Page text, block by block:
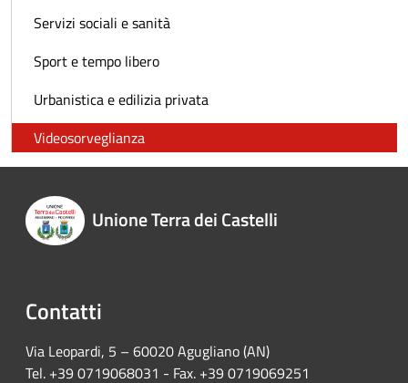
Servizi sociali e sanità
Sport e tempo libero
Urbanistica e edilizia privata
Videosorveglianza
Unione Terra dei Castelli
Contatti
Via Leopardi, 5 – 60020 Agugliano (AN)
Tel. +39 0719068031 - Fax. +39 0719069251